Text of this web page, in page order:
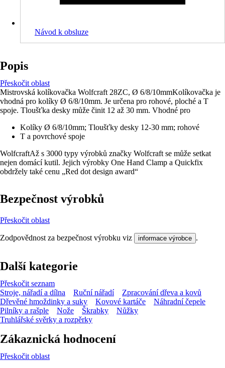
Návod k obsluze
Popis
Přeskočit oblast
Mistrovská kolíkovačka Wolfcraft 28ZC, Ø 6/8/10mmKolíkovačka je
vhodná pro kolíky Ø 6/8/10mm. Je určena pro rohové, ploché a T
spoje. Tloušťka desky může činit 12 až 30 mm. Vhodné pro
Kolíky Ø 6/8/10mm; Tloušťky desky 12-30 mm; rohové
T a povrchové spoje
WolfcraftAž s 3000 typy výrobků značky Wolfcraft se může setkat
nejen domácí kutil. Jejich výrobky One Hand Clamp a Quickfix
obdržely také cenu „Red dot design award“
Bezpečnost výrobků
Přeskočit oblast
Zodpovědnost za bezpečnost výrobku viz informace výrobce .
Další kategorie
Přeskočit seznam
Stroje, nářadí a dílna
Ruční nářadí
Zpracování dřeva a kovů
Dřevěné hmoždinky a suky
Kovové kartáče
Náhradní čepele
Pilníky a rašple
Nože Škrabky
Nůžky
Truhlářské svěrky a rozpěrky
Zákaznická hodnocení
Přeskočit oblast